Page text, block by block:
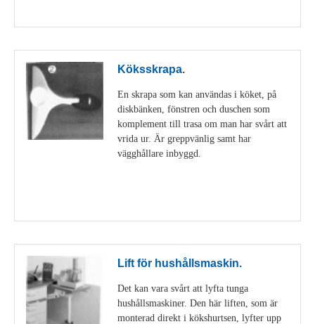
Köksskrapa.
En skrapa som kan användas i köket, på
diskbänken, fönstren och duschen som
komplement till trasa om man har svårt att
vrida ur. Är greppvänlig samt har
vägghållare inbyggd.
Lift för hushållsmaskin.
Det kan vara svårt att lyfta tunga
hushållsmaskiner. Den här liften, som är
monterad direkt i kökshurtsen, lyfter upp